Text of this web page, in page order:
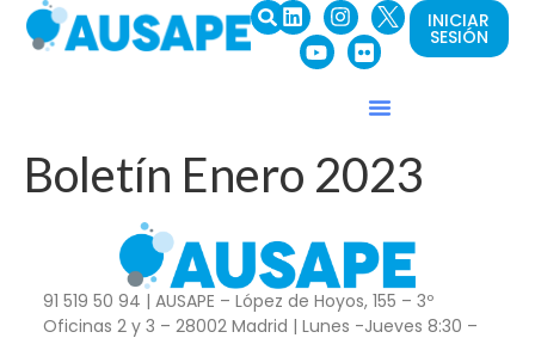
INICIAR
SESIÓN
Boletín Enero 2023
91 519 50 94 | AUSAPE – López de Hoyos, 155 – 3º
Oficinas 2 y 3 – 28002 Madrid | Lunes -Jueves 8:30 –